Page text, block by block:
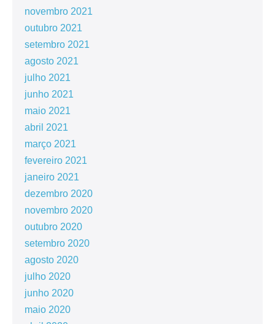
novembro 2021
outubro 2021
setembro 2021
agosto 2021
julho 2021
junho 2021
maio 2021
abril 2021
março 2021
fevereiro 2021
janeiro 2021
dezembro 2020
novembro 2020
outubro 2020
setembro 2020
agosto 2020
julho 2020
junho 2020
maio 2020